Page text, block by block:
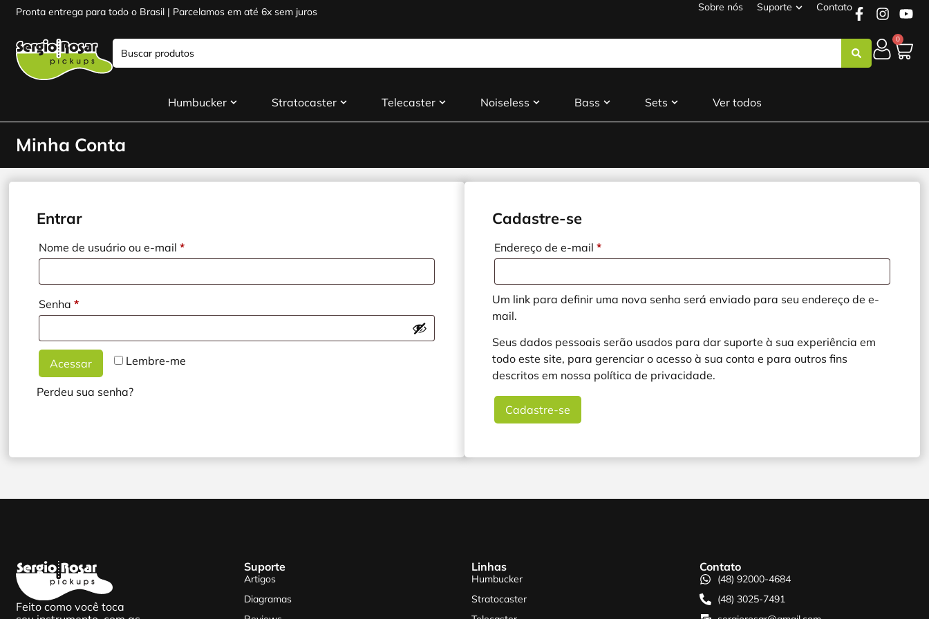
Pronta entrega para todo o Brasil | Parcelamos em até 6x sem juros Sobre nós Suporte Contato
0
Humbucker Stratocaster Telecaster Noiseless Bass Sets Ver todos
Minha Conta
Entrar
Nome de usuário ou e-mail *
Senha *
Lembre-me
Acessar
Perdeu sua senha?
Cadastre-se
Endereço de e-mail *
Um link para definir uma nova senha será enviado para seu endereço de e-
mail.
Seus dados pessoais serão usados ​​para dar suporte à sua experiência em
todo este site, para gerenciar o acesso à sua conta e para outros fins
descritos em nossa política de privacidade.
Cadastre-se
Feito como você toca
Suporte
Artigos
Diagramas
Linhas
Humbucker
Stratocaster
Contato
(48) 92000-4684
(48) 3025-7491